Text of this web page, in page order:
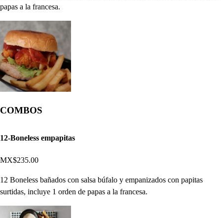
papas a la francesa.
COMBOS
12-Boneless empapitas
MX$235.00
12 Boneless bañados con salsa búfalo y empanizados con papitas
surtidas, incluye 1 orden de papas a la francesa.